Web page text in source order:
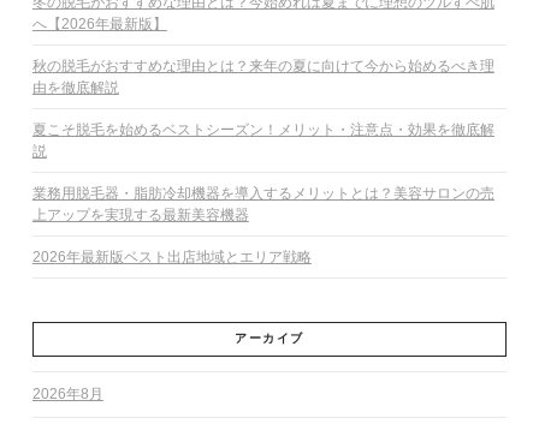
へ【2026年最新版】
秋の脱毛がおすすめな理由とは？来年の夏に向けて今から始めるべき理
由を徹底解説
夏こそ脱毛を始めるベストシーズン！メリット・注意点・効果を徹底解
説
業務用脱毛器・脂肪冷却機器を導入するメリットとは？美容サロンの売
上アップを実現する最新美容機器
2026年最新版ベスト出店地域とエリア戦略
アーカイブ
2026年8月